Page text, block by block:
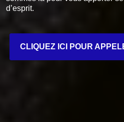
d’esprit.
CLIQUEZ ICI POUR